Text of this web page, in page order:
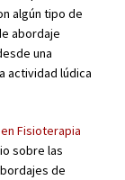
algún tipo de
abordaje
una
actividad lúdica
Fisioterapia
sobre las
de